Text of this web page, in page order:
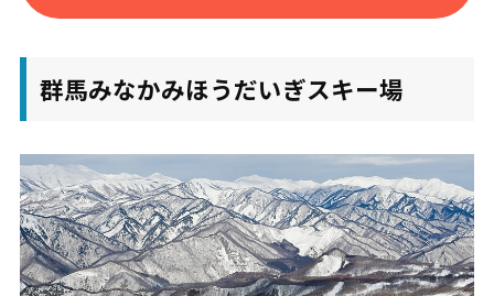
群馬みなかみほうだいぎスキー場